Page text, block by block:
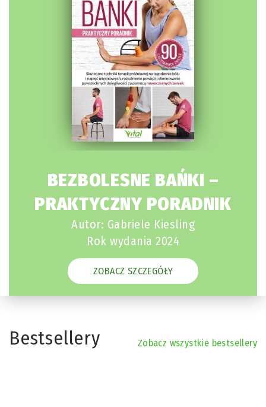
BEZBOLESNE BAŃKI –
PRAKTYCZNY PORADNIK
Autor: Gabriele Kiesling
Rok wydania 2024
ZOBACZ SZCZEGÓŁY
Bestsellery Zobacz wszystkie bestsellery